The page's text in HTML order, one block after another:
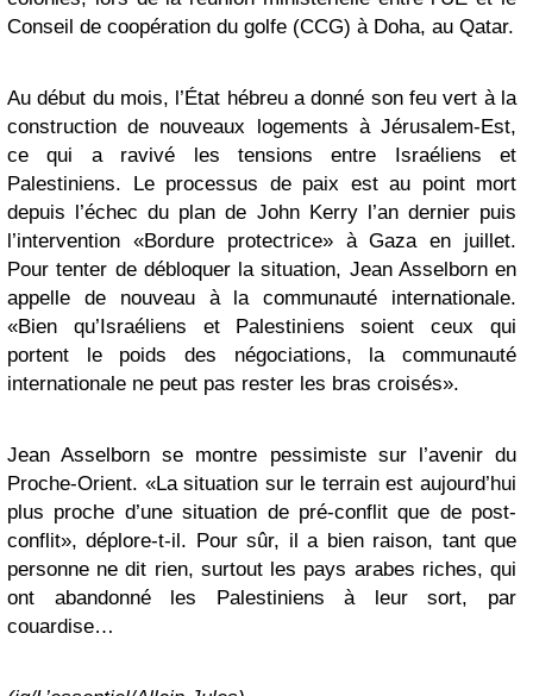
Conseil de coopération du golfe (CCG) à Doha, au Qatar.
Au début du mois, l’État hébreu a donné son feu vert à la
construction de nouveaux logements à Jérusalem-Est,
ce qui a ravivé les tensions entre Israéliens et
Palestiniens. Le processus de paix est au point mort
depuis l’échec du plan de John Kerry l’an dernier puis
l’intervention «Bordure protectrice» à Gaza en juillet.
Pour tenter de débloquer la situation, Jean Asselborn en
appelle de nouveau à la communauté internationale.
«Bien qu’Israéliens et Palestiniens soient ceux qui
portent le poids des négociations, la communauté
internationale ne peut pas rester les bras croisés».
Jean Asselborn se montre pessimiste sur l’avenir du
Proche-Orient. «La situation sur le terrain est aujourd’hui
plus proche d’une situation de pré-conflit que de post-
conflit», déplore-t-il. Pour sûr, il a bien raison, tant que
personne ne dit rien, surtout les pays arabes riches, qui
ont abandonné les Palestiniens à leur sort, par
couardise…